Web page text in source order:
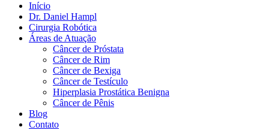
Início
Dr. Daniel Hampl
Cirurgia Robótica
Áreas de Atuação
Câncer de Próstata
Câncer de Rim
Câncer de Bexiga
Câncer de Testículo
Hiperplasia Prostática Benigna
Câncer de Pênis
Blog
Contato